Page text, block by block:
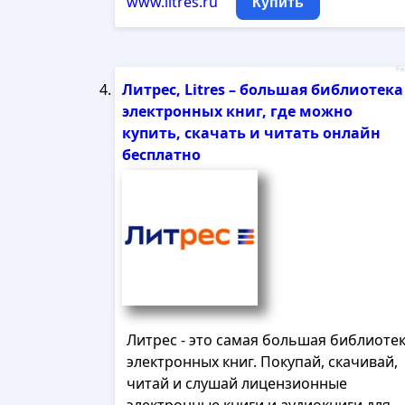
Литрес, Litres – большая библиотека
электронных книг, где можно
купить, скачать и читать онлайн
бесплатно
Литрес - это самая большая
электронных книг. Покупай, скачивай,
читай и слушай лицензионные